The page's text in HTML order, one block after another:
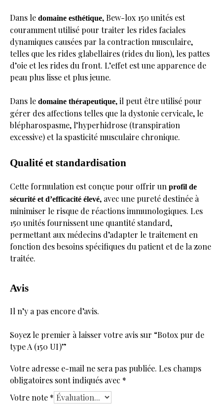
Dans le domaine esthétique, Bew-lox 150 unités est
couramment utilisé pour traiter les rides faciales
dynamiques causées par la contraction musculaire,
telles que les rides glabellaires (rides du lion), les pattes
d’oie et les rides du front. L’effet est une apparence de
peau plus lisse et plus jeune.
Dans le domaine thérapeutique, il peut être utilisé pour
gérer des affections telles que la dystonie cervicale, le
blépharospasme, l’hyperhidrose (transpiration
excessive) et la spasticité musculaire chronique.
Qualité et standardisation
Cette formulation est conçue pour offrir un profil de
sécurité et d’efficacité élevé, avec une pureté destinée à
minimiser le risque de réactions immunologiques. Les
150 unités fournissent une quantité standard,
permettant aux médecins d’adapter le traitement en
fonction des besoins spécifiques du patient et de la zone
traitée.
Avis
Il n’y a pas encore d’avis.
Soyez le premier à laisser votre avis sur “Botox pur de
type A (150 UI)”
Votre adresse e-mail ne sera pas publiée. Les champs
obligatoires sont indiqués avec *
Votre note *